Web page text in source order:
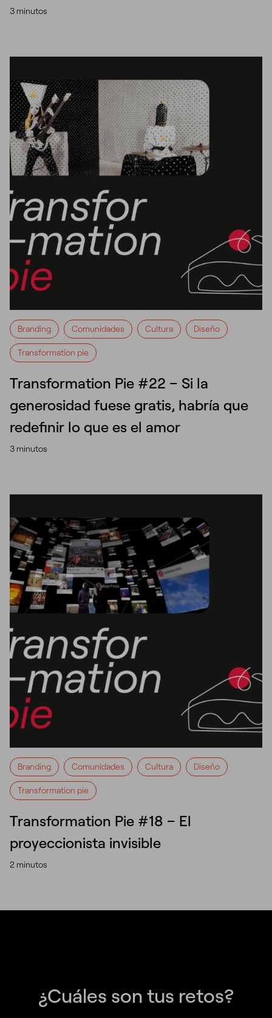
3 minutos
Branding Comunidades Cultura Diseño
Transformation pie
Transformation Pie #22 – Si la
generosidad fuese gratis, habría que
redefinir lo que es el amor
3 minutos
Branding Comunidades Cultura Diseño
Transformation pie
Transformation Pie #18 – El
proyeccionista invisible
2 minutos
¿Cuáles son tus retos?